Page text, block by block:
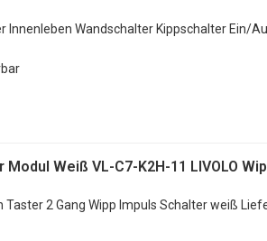
Innenleben Wandschalter Kippschalter Ein/
Weiß VL-C7-K2H-11 LIVOLO
Taster 2 Gang Wipp Impuls Schalter weiß